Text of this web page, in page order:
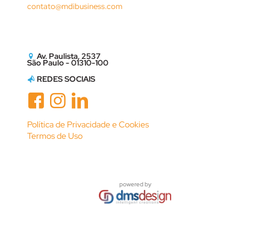
contato@mdibusiness.com
Av. Paulista, 2537
São Paulo - 01310-100
REDES SOCIAIS
Política de Privacidade e Cookies
Termos de Uso
powered by